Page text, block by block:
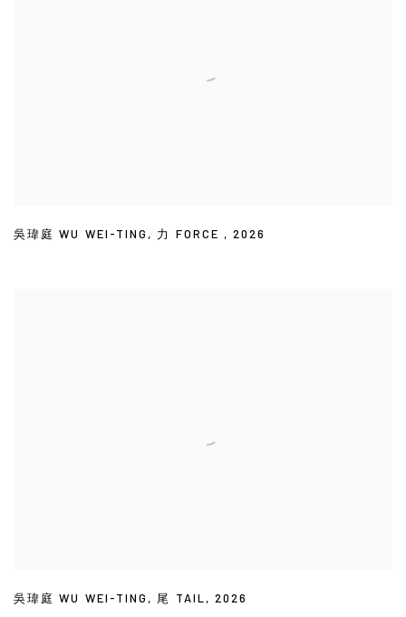
吳瑋庭 WU WEI-TING , 力 FORCE ,2026
吳瑋庭 WU WEI-TING , 尾 TAIL,2026